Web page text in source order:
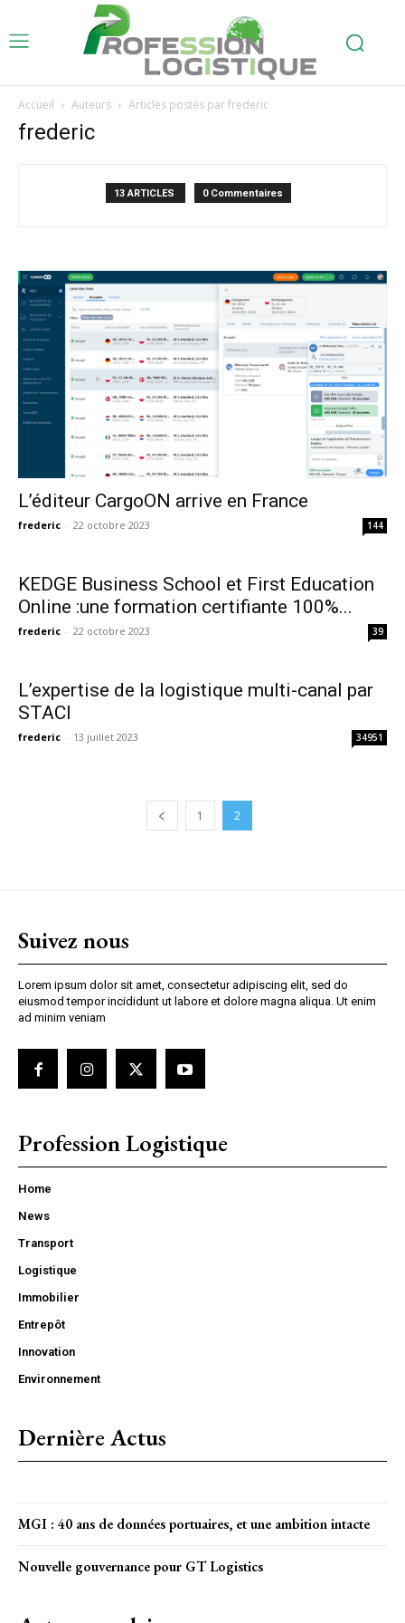
Accueil Auteurs Articles postés par frederic
frederic
13 ARTICLES 0 Commentaires
L’éditeur CargoON arrive en France
frederic - 22 octobre 2023 144
KEDGE Business School et First Education
Online :une formation certifiante 100%...
frederic - 22 octobre 2023 39
L’expertise de la logistique multi-canal par
STACI
frederic - 13 juillet 2023 34951
1 2
Suivez nous
Lorem ipsum dolor sit amet, consectetur adipiscing elit, sed do
eiusmod tempor incididunt ut labore et dolore magna aliqua. Ut enim
ad minim veniam
Profession Logistique
Home
News
Transport
Logistique
Immobilier
Entrepôt
Innovation
Environnement
Dernière Actus
MGI : 40 ans de données portuaires, et une ambition intacte
Nouvelle gouvernance pour GT Logistics